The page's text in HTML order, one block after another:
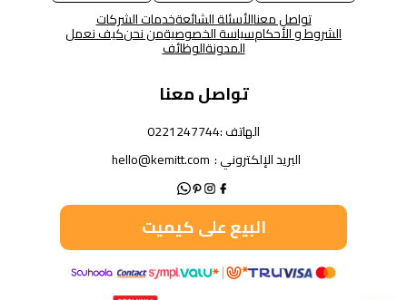
تواصل معناالأسئلة الشائعةخدمات الشركات
الشروط و الأحكامسياسة الخصوصيةمن نحنكيف نعمل
المدونةالوظائف
تواصل معنا
الهاتف :0221247744
البريد الإلكتروني : hello@kemitt.com
البيع على كيميت